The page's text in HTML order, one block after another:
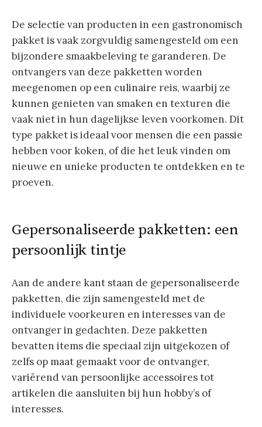
De selectie van producten in een gastronomisch
pakket is vaak zorgvuldig samengesteld om een
bijzondere smaakbeleving te garanderen. De
ontvangers van deze pakketten worden
meegenomen op een culinaire reis, waarbij ze
kunnen genieten van smaken en texturen die
vaak niet in hun dagelijkse leven voorkomen. Dit
type pakket is ideaal voor mensen die een passie
hebben voor koken, of die het leuk vinden om
nieuwe en unieke producten te ontdekken en te
proeven.
Gepersonaliseerde pakketten: een
persoonlijk tintje
Aan de andere kant staan de gepersonaliseerde
pakketten, die zijn samengesteld met de
individuele voorkeuren en interesses van de
ontvanger in gedachten. Deze pakketten
bevatten items die speciaal zijn uitgekozen of
zelfs op maat gemaakt voor de ontvanger,
variërend van persoonlijke accessoires tot
artikelen die aansluiten bij hun hobby’s of
interesses.